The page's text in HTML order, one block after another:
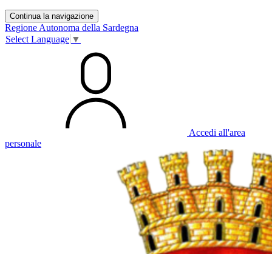
Continua la navigazione
Regione Autonoma della Sardegna
Select Language ▼
Accedi all'area
personale